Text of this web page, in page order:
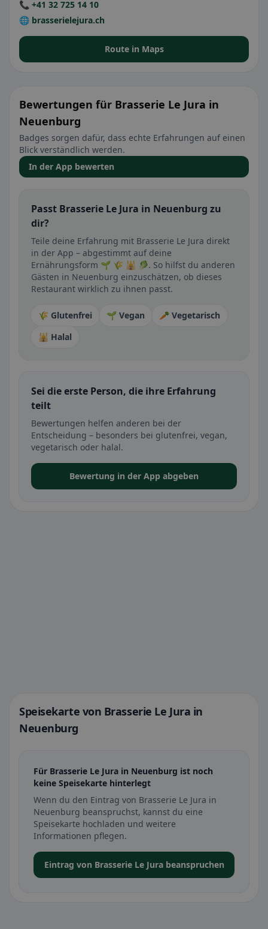
📞 +41 32 725 14 10
🌐 brasserielejura.ch
Route in Maps
Bewertungen für Brasserie Le Jura in
Neuenburg
Badges sorgen dafür, dass echte Erfahrungen auf einen
Blick verständlich werden.
In der App bewerten
Passt Brasserie Le Jura in Neuenburg zu
dir?
Teile deine Erfahrung mit Brasserie Le Jura direkt
in der App – abgestimmt auf deine
Ernährungsform 🌱 🌾 🕌 🥬. So hilfst du anderen
Gästen in Neuenburg einzuschätzen, ob dieses
Restaurant wirklich zu ihnen passt.
🌾 Glutenfrei 🌱 Vegan
🥕 Vegetarisch
🕌 Halal
Sei die erste Person, die ihre Erfahrung
teilt
Bewertungen helfen anderen bei der
Entscheidung – besonders bei glutenfrei, vegan,
vegetarisch oder halal.
Bewertung in der App abgeben
Speisekarte von Brasserie Le Jura in
Neuenburg
Für Brasserie Le Jura in Neuenburg ist noch
keine Speisekarte hinterlegt
Wenn du den Eintrag von Brasserie Le Jura in
Neuenburg beanspruchst, kannst du eine
Speisekarte hochladen und weitere
Informationen pflegen.
Eintrag von Brasserie Le Jura beanspruchen